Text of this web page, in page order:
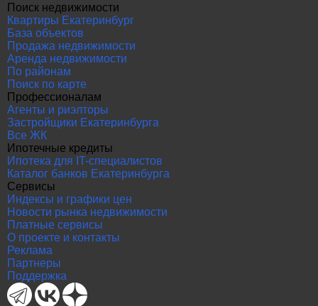
Поиск недвижимости
Квартиры Екатеринбург
База объектов
Продажа недвижимости
Аренда недвижимости
По районам
Поиск по карте
Профессионалам
Агенты и риэлторы
Застройщики Екатеринбурга
Все ЖК
Ипотечные кредиты
Ипотека для IT-специалистов
Каталог банков Екатеринбурга
Сервисы
Индексы и графики цен
Новости рынка недвижимости
Платные сервисы
О проекте и контакты
Реклама
Партнеры
Поддержка